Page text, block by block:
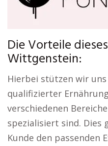
Die Vorteile
Wittgenstein:
Hierbei stützen wir
qualifizierter
verschiedenen
spezialisiert sind. Dies
Kunde den passenden